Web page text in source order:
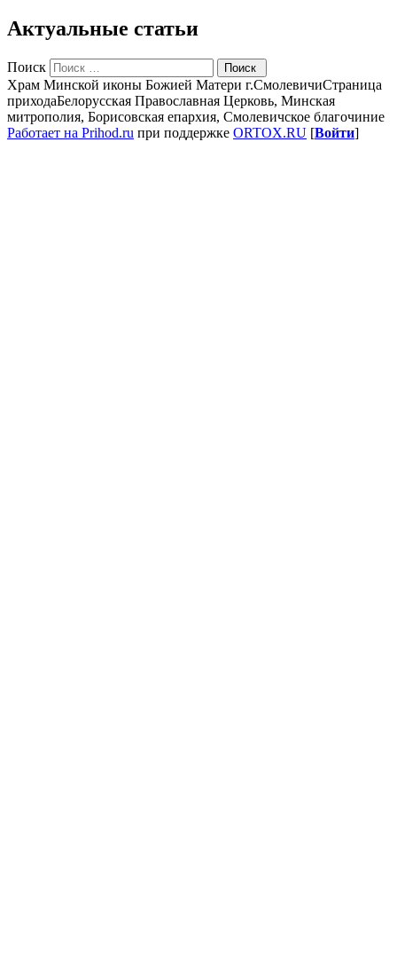
Актуальные статьи
Поиск
Храм Минской иконы Божией Матери г.СмолевичиСтраница
приходаБелорусская Православная Церковь, Минская
митрополия, Борисовская епархия, Смолевичское благочиние
Работает на Prihod.ru при поддержке ORTOX.RU [Войти]